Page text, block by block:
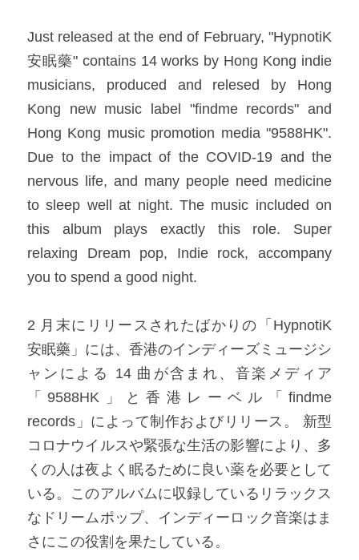
Just released at the end of February, "HypnotiK
安眠藥" contains 14 works by Hong Kong indie
musicians, produced and relesed by Hong
Kong new music label "findme records" and
Hong Kong music promotion media "9588HK".
Due to the impact of the COVID-19 and the
nervous life, and many people need medicine
to sleep well at night. The music included on
this album plays exactly this role. Super
relaxing Dream pop, Indie rock, accompany
you to spend a good night.​
2 月末にリリースされたばかりの「HypnotiK
安眠藥」には、香港のインディーズミュージシ
ャンによる 14 曲が含まれ、音楽メディア
「9588HK」と香港レーベル「findme
records」によって制作およびリリース。 新型
コロナウイルスや緊張な生活の影響により、多
くの人は夜よく眠るために良い薬を必要として
いる。このアルバムに収録しているリラックス
なドリームポップ、インディーロック音楽はま
さにこの役割を果たしている。​